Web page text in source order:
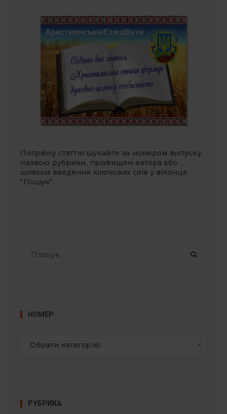
Потрібну статтю шукайте за номером випуску,
назвою рубрики, прізвищем автора або
шляхом введення ключових слів у віконце
"Пошук".
НОМЕР
Обрати категорію
РУБРИКА